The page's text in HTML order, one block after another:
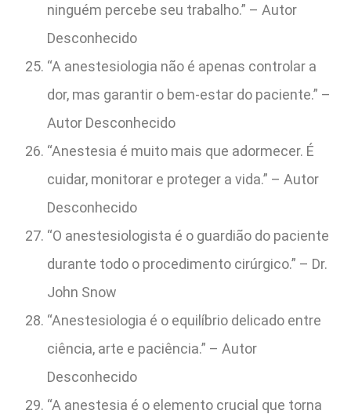
ninguém percebe seu trabalho.” – Autor
Desconhecido
“A anestesiologia não é apenas controlar a
dor, mas garantir o bem-estar do paciente.” –
Autor Desconhecido
“Anestesia é muito mais que adormecer. É
cuidar, monitorar e proteger a vida.” – Autor
Desconhecido
“O anestesiologista é o guardião do paciente
durante todo o procedimento cirúrgico.” – Dr.
John Snow
“Anestesiologia é o equilíbrio delicado entre
ciência, arte e paciência.” – Autor
Desconhecido
“A anestesia é o elemento crucial que torna